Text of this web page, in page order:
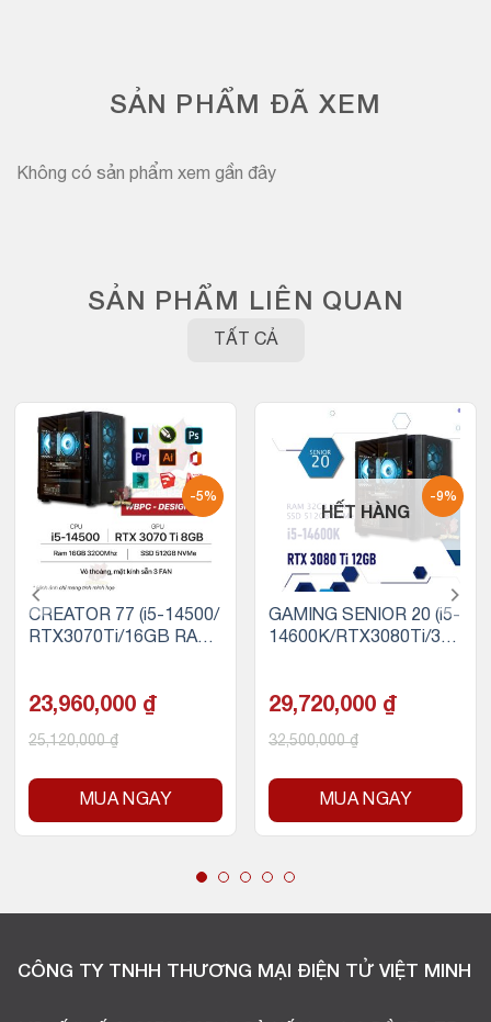
SẢN PHẨM ĐÃ XEM
Không có sản phẩm xem gần đây
SẢN PHẨM LIÊN QUAN
TẤT CẢ
-5%
CREATOR 77 (i5-14500/
RTX3070Ti/16GB RAM/
23,960,000 ₫
25,120,000₫
MUA NGAY
-9%
HẾT HÀNG
GAMING SENIOR 20 (i5-
14600K/RTX3080Ti/32
29,720,000 ₫
32,500,000₫
MUA NGAY
CÔNG TY TNHH THƯƠNG MẠI ĐIỆN TỬ VIỆT MINH